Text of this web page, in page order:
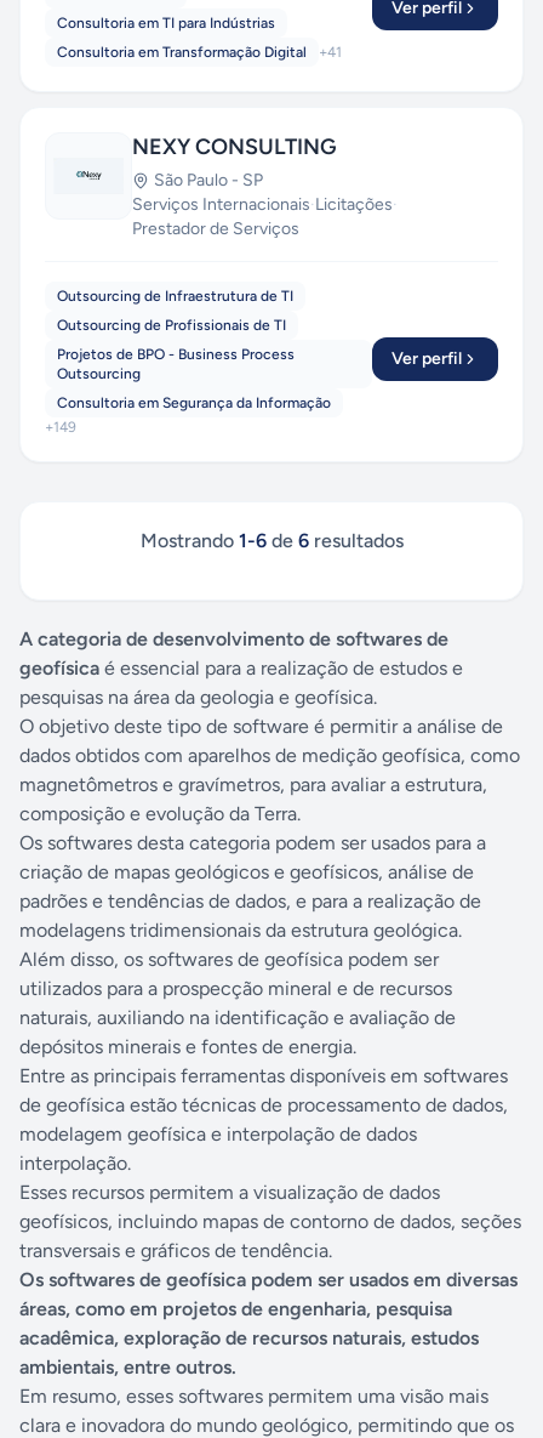
Consultoria em TI para Indústrias
Consultoria em Transformação Digital
+41
Ver perfil
NEXY CONSULTING
São Paulo - SP
Serviços Internacionais·Licitações·
Prestador de Serviços
Outsourcing de Infraestrutura de TI
Outsourcing de Profissionais de TI
Projetos de BPO - Business Process
Outsourcing
Consultoria em Segurança da Informação
+149
Ver perfil
Mostrando 1-6de 6resultados
A categoria de desenvolvimento de softwares de
geofísica é essencial para a realização de estudos e
pesquisas na área da geologia e geofísica.
O objetivo deste tipo de software é permitir a análise de
dados obtidos com aparelhos de medição geofísica, como
magnetômetros e gravímetros, para avaliar a estrutura,
composição e evolução da Terra.
Os softwares desta categoria podem ser usados para a
criação de mapas geológicos e geofísicos, análise de
padrões e tendências de dados, e para a realização de
modelagens tridimensionais da estrutura geológica.
Além disso, os softwares de geofísica podem ser
utilizados para a prospecção mineral e de recursos
naturais, auxiliando na identificação e avaliação de
depósitos minerais e fontes de energia.
Entre as principais ferramentas disponíveis em softwares
de geofísica estão técnicas de processamento de dados,
modelagem geofísica e interpolação de dados
interpolação.
Esses recursos permitem a visualização de dados
geofísicos, incluindo mapas de contorno de dados, seções
transversais e gráficos de tendência.
Os softwares de geofísica podem ser usados em diversas
áreas, como em projetos de engenharia, pesquisa
acadêmica, exploração de recursos naturais, estudos
ambientais, entre outros.
Em resumo, esses softwares permitem uma visão mais
clara e inovadora do mundo geológico, permitindo que os